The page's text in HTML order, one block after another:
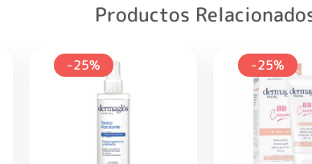
Productos
-25% -25%